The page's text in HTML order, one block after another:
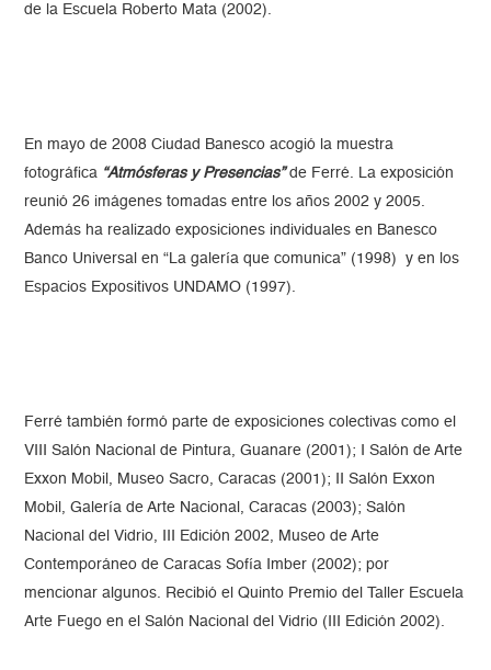
de la Escuela Roberto Mata (2002).
En mayo de 2008 Ciudad Banesco acogió la muestra
fotográfica “Atmósferas y Presencias”de Ferré. La exposición
reunió 26 imágenes tomadas entre los años 2002 y 2005.
Además ha realizado exposiciones individuales en Banesco
Banco Universal en “La galería que comunica” (1998) y en los
Espacios Expositivos UNDAMO (1997).
Ferré también formó parte de exposiciones colectivas como el
VIII Salón Nacional de Pintura, Guanare (2001); I Salón de Arte
Exxon Mobil, Museo Sacro, Caracas (2001); II Salón Exxon
Mobil, Galería de Arte Nacional, Caracas (2003); Salón
Nacional del Vidrio, III Edición 2002, Museo de Arte
Contemporáneo de Caracas Sofía Imber (2002); por
mencionar algunos. Recibió el Quinto Premio del Taller Escuela
Arte Fuego en el Salón Nacional del Vidrio (III Edición 2002).